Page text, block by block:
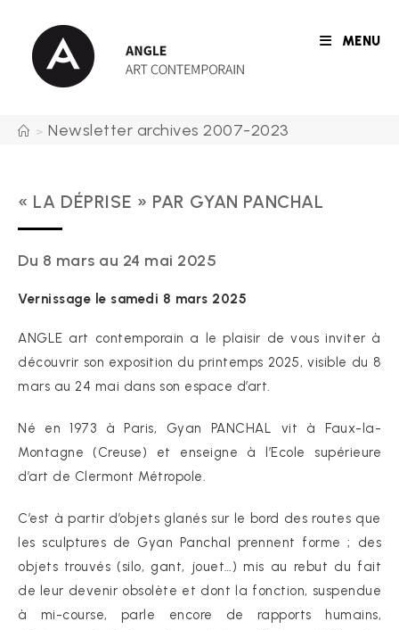
content
MENU
> Newsletter archives 2007-2023
« LA DÉPRISE » PAR GYAN PANCHAL
Du 8 mars au 24 mai 2025
Vernissage le samedi 8 mars 2025
ANGLE art contemporain a le plaisir de vous inviter à
découvrir son exposition du printemps 2025, visible du 8
mars au 24 mai dans son espace d’art.
Né en 1973 à Paris, Gyan PANCHAL vit à Faux-la-
Montagne (Creuse) et enseigne à l’Ecole supérieure
d’art de Clermont Métropole.
C’est à partir d’objets glanés sur le bord des routes que
les sculptures de Gyan Panchal prennent forme ; des
objets trouvés (silo, gant, jouet…) mis au rebut du fait
de leur devenir obsolète et dont la fonction, suspendue
à mi-course, parle encore de rapports humains,